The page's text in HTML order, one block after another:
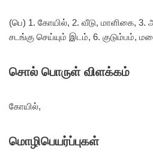
(பெ) 1. கோயில், 2. வீடு, மாளிகை,
சடங்கு செய்யும் இடம், 6. குடும்பம்,
சொல் பொருள் விளக்கம்
கோயில்,
மொழிபெயர்ப்புகள்